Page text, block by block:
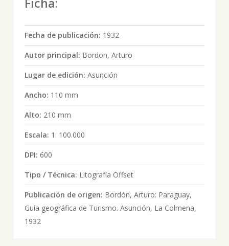
Fecha de publicación: 1932
Autor principal: Bordon, Arturo
Lugar de edición: Asunción
Ancho: 110 mm
Alto: 210 mm
Escala: 1: 100.000
DPI: 600
Tipo / Técnica: Litografía Offset
Publicación de origen: Bordón, Arturo: Paraguay,
Guía geográfica de Turismo. Asunción, La Colmena,
1932